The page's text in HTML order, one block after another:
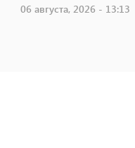
06 августа, 2026 - 13:13